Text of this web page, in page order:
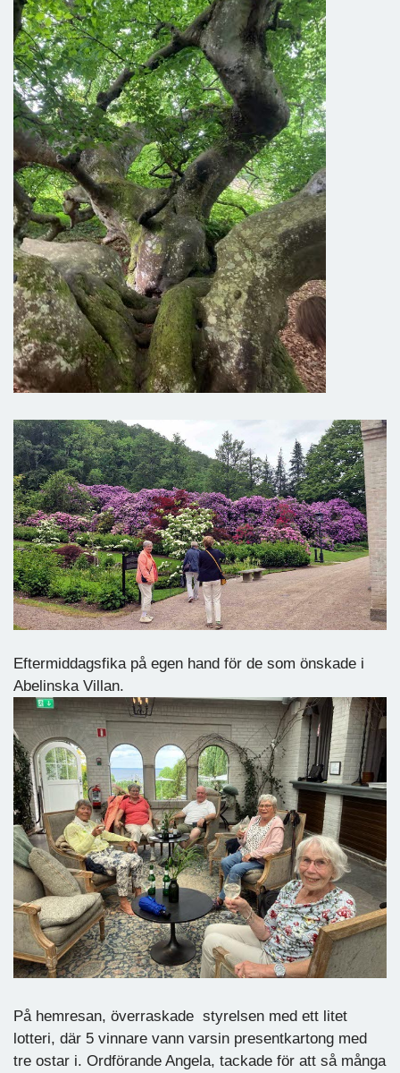
Eftermiddagsfika på egen hand för de som önskade i
Abelinska Villan.
På hemresan, överraskade styrelsen med ett litet
lotteri, där 5 vinnare vann varsin presentkartong med
tre ostar i. Ordförande Angela, tackade för att så många